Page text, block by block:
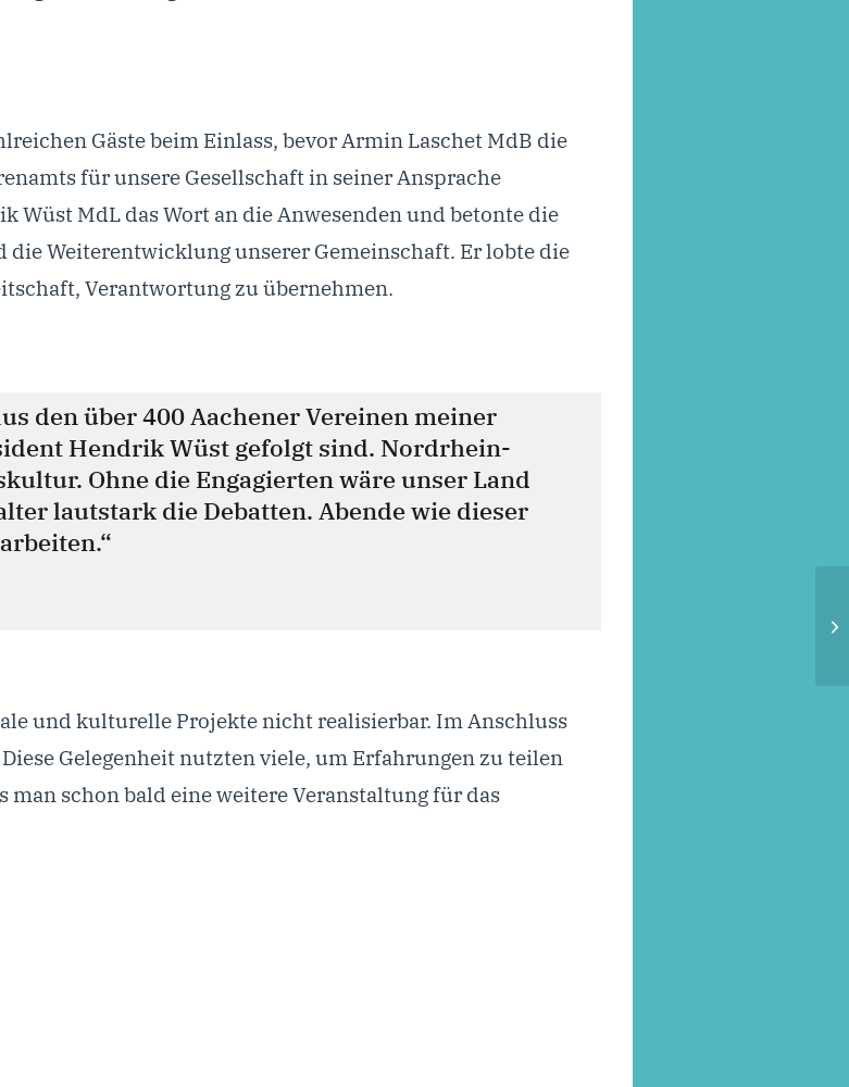
Gäste beim Einlass, bevor Armin Laschet MdB die
für unsere Gesellschaft in seiner Ansprache
MdL das Wort an die Anwesenden und betonte die
Weiterentwicklung unserer Gemeinschaft. Er lobte die
Verantwortung zu übernehmen.
den über 400 Aachener Vereinen meiner
Hendrik Wüst gefolgt sind. Nordrhein-
Ohne die Engagierten wäre unser Land
lautstark die Debatten. Abende wie dieser
und kulturelle Projekte nicht realisierbar. Im Anschluss
Gelegenheit nutzten viele, um Erfahrungen zu teilen
schon bald eine weitere Veranstaltung für das